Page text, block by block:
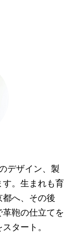
デザイン、製
。生まれも育
都へ、その後
鞄の仕立てを
タート。